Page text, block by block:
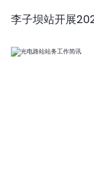
李子坝站开展